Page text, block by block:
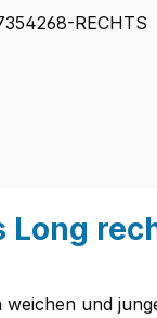
RECHTS
Long
und